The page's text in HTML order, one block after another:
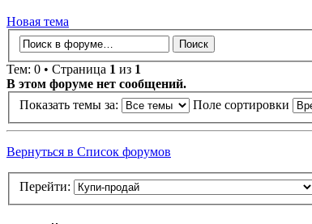
Новая тема
Тем: 0 • Страница 1 из 1
В этом форуме нет сообщений.
Показать темы за:
Поле сортировки
Вернуться в Список форумов
Перейти: